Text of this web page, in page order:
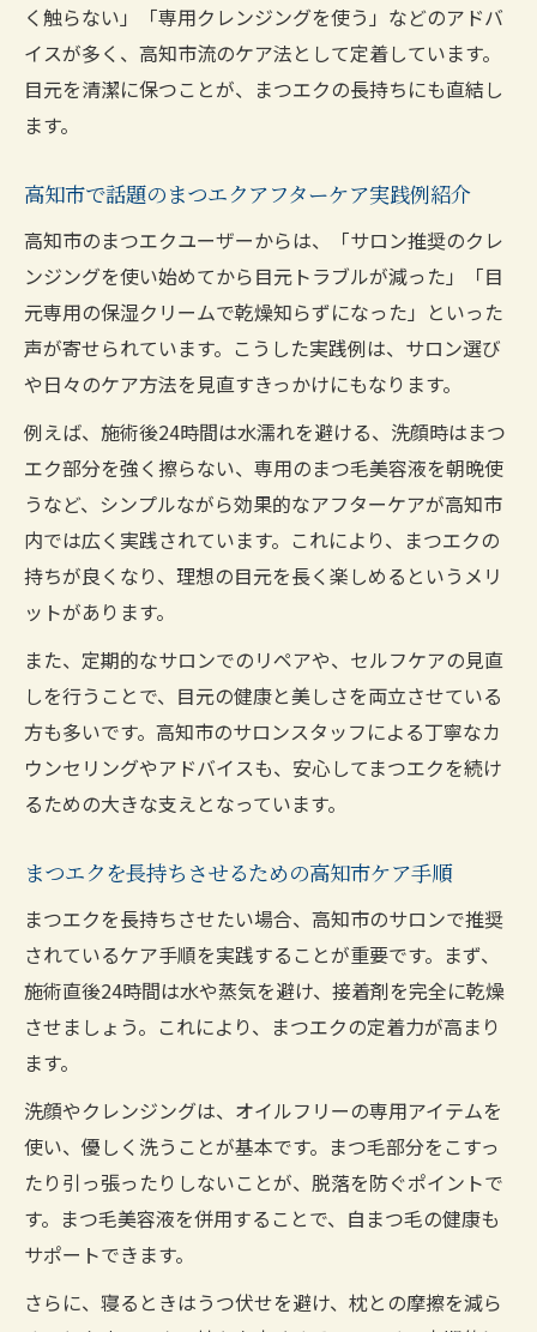
く触らない」「専用クレンジングを使う」などのアドバ
イスが多く、高知市流のケア法として定着しています。
目元を清潔に保つことが、まつエクの長持ちにも直結し
ます。
高知市で話題のまつエクアフターケア実践例紹介
高知市のまつエクユーザーからは、「サロン推奨のクレ
ンジングを使い始めてから目元トラブルが減った」「目
元専用の保湿クリームで乾燥知らずになった」といった
声が寄せられています。こうした実践例は、サロン選び
や日々のケア方法を見直すきっかけにもなります。
例えば、施術後24時間は水濡れを避ける、洗顔時はまつ
エク部分を強く擦らない、専用のまつ毛美容液を朝晩使
うなど、シンプルながら効果的なアフターケアが高知市
内では広く実践されています。これにより、まつエクの
持ちが良くなり、理想の目元を長く楽しめるというメリ
ットがあります。
また、定期的なサロンでのリペアや、セルフケアの見直
しを行うことで、目元の健康と美しさを両立させている
方も多いです。高知市のサロンスタッフによる丁寧なカ
ウンセリングやアドバイスも、安心してまつエクを続け
るための大きな支えとなっています。
まつエクを長持ちさせるための高知市ケア手順
まつエクを長持ちさせたい場合、高知市のサロンで推奨
されているケア手順を実践することが重要です。まず、
施術直後24時間は水や蒸気を避け、接着剤を完全に乾燥
させましょう。これにより、まつエクの定着力が高まり
ます。
洗顔やクレンジングは、オイルフリーの専用アイテムを
使い、優しく洗うことが基本です。まつ毛部分をこすっ
たり引っ張ったりしないことが、脱落を防ぐポイントで
す。まつ毛美容液を併用することで、自まつ毛の健康も
サポートできます。
さらに、寝るときはうつ伏せを避け、枕との摩擦を減ら